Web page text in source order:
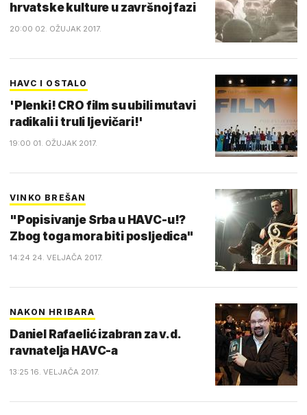
hrvatske kulture u završnoj fazi
20:00 02. OŽUJAK 2017.
HAVC I OSTALO
'Plenki! CRO film su ubili mutavi
radikali i truli ljevičari!'
19:00 01. OŽUJAK 2017.
VINKO BREŠAN
"Popisivanje Srba u HAVC-u!?
Zbog toga mora biti posljedica"
14:24 24. VELJAČA 2017.
NAKON HRIBARA
Daniel Rafaelić izabran za v.d.
ravnatelja HAVC-a
13:25 16. VELJAČA 2017.